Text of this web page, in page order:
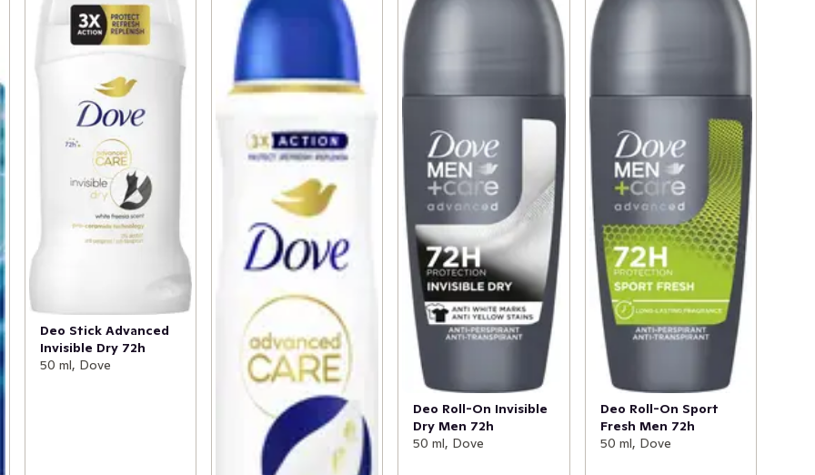
Deo Stick Advanced
Invisible Dry 72h
50 ml, Dove
Deo Roll-On Invisible
Dry Men 72h
50 ml, Dove
Deo Roll-On Sport
Fresh Men 72h
50 ml, Dove